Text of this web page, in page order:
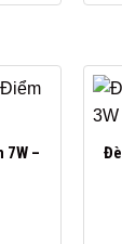
7W –